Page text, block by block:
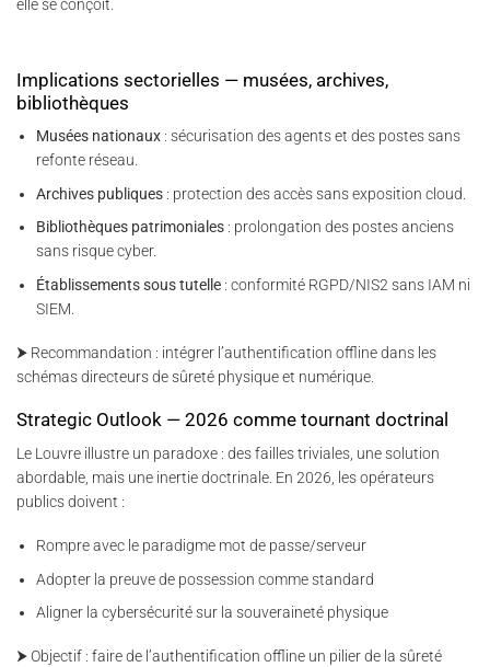
elle se conçoit.
Implications sectorielles — musées, archives,
bibliothèques
Musées nationaux : sécurisation des agents et des postes sans
refonte réseau.
Archives publiques : protection des accès sans exposition cloud.
Bibliothèques patrimoniales : prolongation des postes anciens
sans risque cyber.
Établissements sous tutelle : conformité RGPD/NIS2 sans IAM ni
SIEM.
⮞ Recommandation : intégrer l’authentification offline dans les
schémas directeurs de sûreté physique et numérique.
Strategic Outlook — 2026 comme tournant doctrinal
Le Louvre illustre un paradoxe : des failles triviales, une solution
abordable, mais une inertie doctrinale. En 2026, les opérateurs
publics doivent :
Rompre avec le paradigme mot de passe/serveur
Adopter la preuve de possession comme standard
Aligner la cybersécurité sur la souveraineté physique
⮞ Objectif : faire de l’authentification offline un pilier de la sûreté